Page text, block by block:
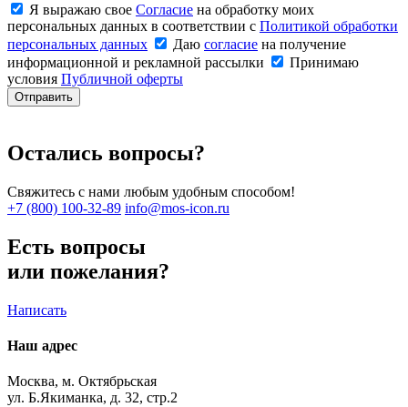
Я выражаю свое Согласие на обработку моих
персональных данных в соответствии с Политикой обработки
персональных данных
Даю согласие на получение
информационной и рекламной рассылки
Принимаю
условия Публичной оферты
Отправить
Остались вопросы?
Свяжитесь с нами любым удобным способом!
+7 (800) 100-32-89 info@mos-icon.ru
Есть вопросы
или пожелания?
Написать
Наш адрес
Москва, м. Октябрьская
ул. Б.Якиманка, д. 32, стр.2